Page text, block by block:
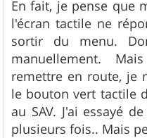
En fait, je pense que
l'écran tactile ne
sortir du menu.
manuellement.
remettre en route, je
le bouton vert tactile
au SAV. J'ai essayé
plusieurs fois.. Mais